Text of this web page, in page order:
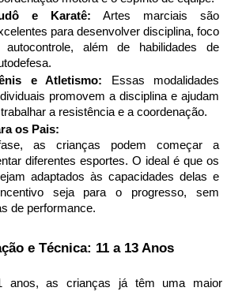
e Karatê: Artes marciais são
para desenvolver disciplina, foco
autocontrole, além de habilidades de
e Atletismo: Essas modalidades
promovem a disciplina e ajudam
a resistência e a coordenação.
os Pais:
as crianças podem começar a
diferentes esportes. O ideal é que os
adaptados às capacidades delas e
seja para o progresso, sem
de performance.
e Técnica: 11 a 13 Anos
anos, as crianças já têm uma maior